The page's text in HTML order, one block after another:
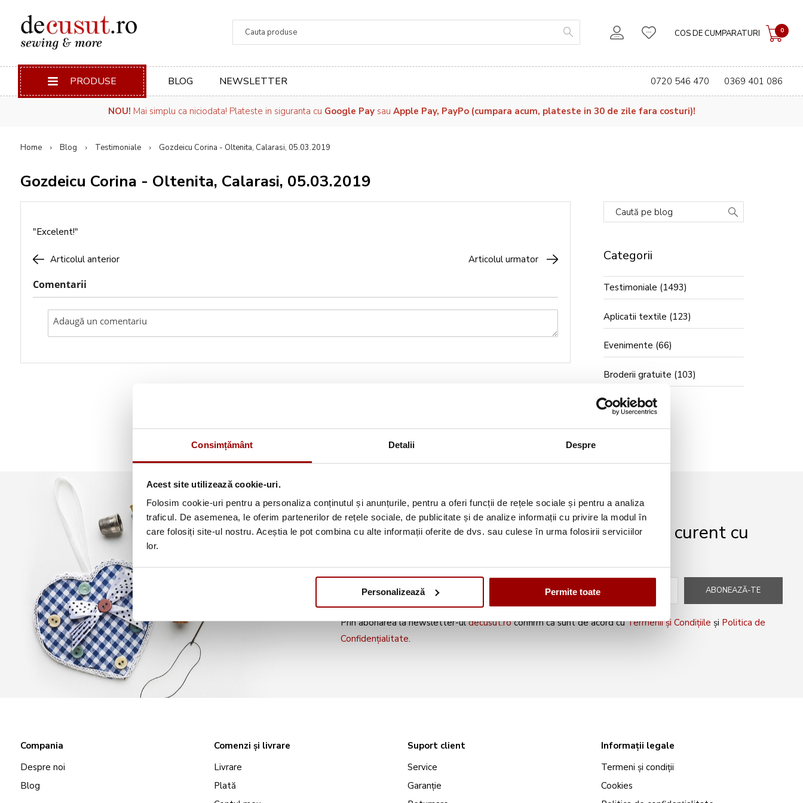
Consimțământ Detalii Despre
Acest site utilizează cookie-uri.
Folosim cookie-uri pentru a personaliza conținutul și anunțurile, pentru a oferi funcții de rețele sociale și pentru a analiza
traficul. De asemenea, le oferim partenerilor de rețele sociale, de publicitate și de analize informații cu privire la modul în
care folosiți site-ul nostru. Aceștia le pot combina cu alte informații oferite de dvs. sau culese în urma folosirii serviciilor
lor.
Personalizează Permite toate
COS DE CUMPARATURI 0
PRODUSE BLOG NEWSLETTER 0720 546 470 0369 401 086
NOU! Mai simplu ca niciodata! Plateste in siguranta cu Google Paysau Apple Pay, PayPo (cumpara acum, plateste in 30 de zile fara costuri)!
Home Blog Testimoniale Gozdeicu Corina - Oltenita, Calarasi, 05.03.2019
Gozdeicu Corina - Oltenita, Calarasi, 05.03.2019
"Excelent!"
Articolul anterior Articolul urmator
Comentarii
Caută pe blog
Categorii
Testimoniale (1493)
Aplicatii textile (123)
Evenimente (66)
Broderii gratuite (103)
Abonează-te la newsletter și fii mereu la curent cu
ABONEAZĂ-TE
Prin abonarea la newsletter-uldecusut.roconfirm că sunt de acord cuTermenii și Condițiile și Politica de
Confidențialitate.
Compania
Despre noi
Blog
Comenzi și livrare
Livrare
Plată
Suport client
Service
Garanție
Informații legale
Termeni și condiții
Cookies